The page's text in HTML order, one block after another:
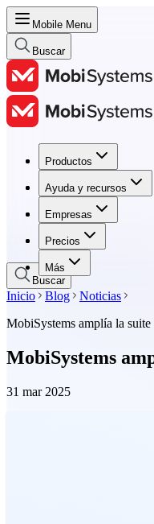
Mobile Menu
Buscar
Productos
Ayuda y recursos
Empresas
Precios
Más
Productos
Ayuda y recursos
Empresas
Precios
Buscar
Inicio Blog
Noticias
MobiSystems amplía la
MobiSystems
31 mar 2025